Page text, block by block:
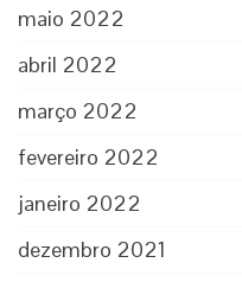
maio 2022
abril 2022
março 2022
fevereiro 2022
janeiro 2022
dezembro 2021